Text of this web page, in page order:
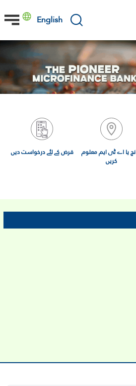
content
English
یا اے ٹی ایم معلوم
کریں
قرض کے لئے درخواست دیں